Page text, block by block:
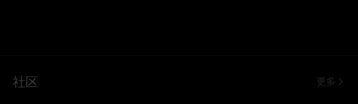
社区 更多